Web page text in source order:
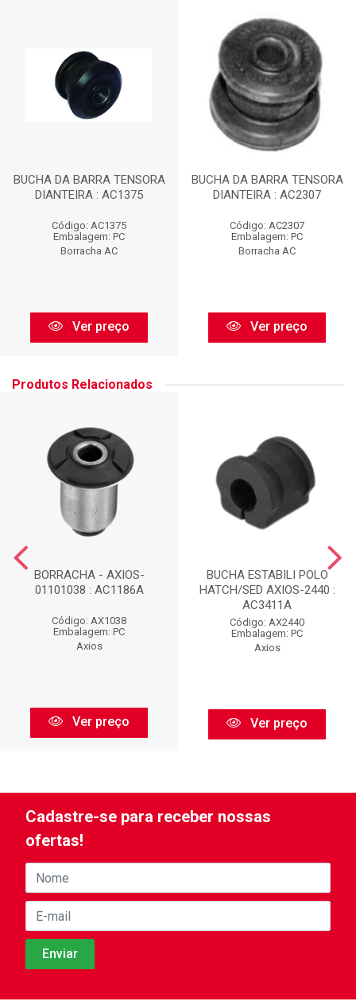
BUCHA DA BARRA TENSORA
DIANTEIRA : AC1375
Código: AC1375
Embalagem: PC
Borracha AC
Ver preço
BUCHA DA BARRA TENSORA
DIANTEIRA : AC2307
Código: AC2307
Embalagem: PC
Borracha AC
Ver preço
Produtos Relacionados
BORRACHA - AXIOS-
01101038 : AC1186A
Código: AX1038
Embalagem: PC
Axios
Ver preço
BUCHA ESTABILI POLO
HATCH/SED AXIOS-2440 :
AC3411A
Código: AX2440
Embalagem: PC
Axios
Ver preço
Cadastre-se para receber nossas
ofertas!